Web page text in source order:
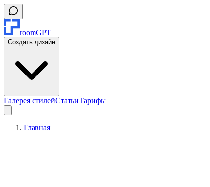
roomGPT
Создать дизайн
Галерея стилейСтатьиТарифы
Главная